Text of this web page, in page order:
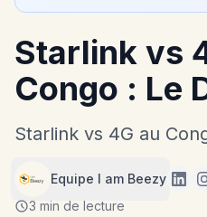
Starlink vs
Congo : Le
Starlink vs 4G au
Equipe I am Beezy
3 min de lecture